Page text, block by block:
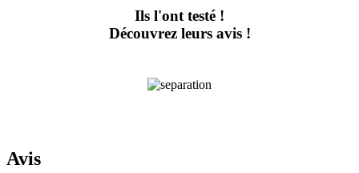
Ils l'ont testé !
Découvrez leurs avis !
Avis